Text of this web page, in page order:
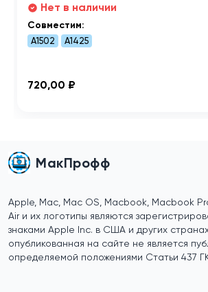
Нет в наличии
Совместим:
A1502 A1425
720,00 ₽
МакПрофф
Apple, Mac, Mac OS, Macbook, Macbook
Air и их логотипы являются
знаками Apple Inc. в США и других
опубликованная на сайте не является
определяемой положениями Статьи 437